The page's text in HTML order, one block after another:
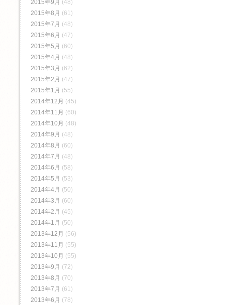
2015年9月 (48)
2015年8月 (61)
2015年7月 (48)
2015年6月 (47)
2015年5月 (60)
2015年4月 (48)
2015年3月 (62)
2015年2月 (47)
2015年1月 (55)
2014年12月 (45)
2014年11月 (60)
2014年10月 (48)
2014年9月 (48)
2014年8月 (60)
2014年7月 (48)
2014年6月 (58)
2014年5月 (53)
2014年4月 (50)
2014年3月 (60)
2014年2月 (45)
2014年1月 (50)
2013年12月 (56)
2013年11月 (55)
2013年10月 (55)
2013年9月 (72)
2013年8月 (70)
2013年7月 (61)
2013年6月 (78)